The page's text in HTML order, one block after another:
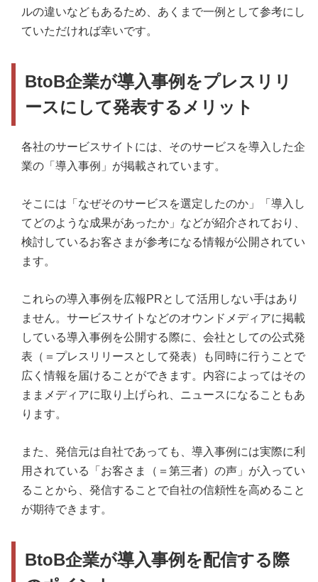
ルの違いなどもあるため、あくまで一例として参考にし
ていただければ幸いです。
BtoB企業が導入事例をプレスリリ
ースにして発表するメリット
各社のサービスサイトには、そのサービスを導入した企
業の「導入事例」が掲載されています。
そこには「なぜそのサービスを選定したのか」「導入し
てどのような成果があったか」などが紹介されており、
検討しているお客さまが参考になる情報が公開されてい
ます。
これらの導入事例を広報PRとして活用しない手はあり
ません。サービスサイトなどのオウンドメディアに掲載
している導入事例を公開する際に、会社としての公式発
表（＝プレスリリースとして発表）も同時に行うことで
広く情報を届けることができます。内容によってはその
ままメディアに取り上げられ、ニュースになることもあ
ります。
また、発信元は自社であっても、導入事例には実際に利
用されている「お客さま（＝第三者）の声」が入ってい
ることから、発信することで自社の信頼性を高めること
が期待できます。
BtoB企業が導入事例を配信する際